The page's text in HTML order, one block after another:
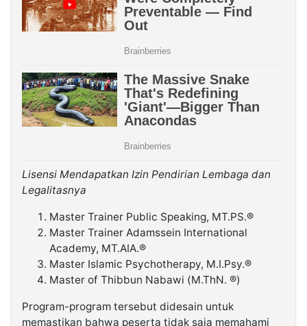
Lisensi Mendapatkan Izin Pendirian Lembaga dan
Legalitasnya
Master Trainer Public Speaking, MT.PS.®
Master Trainer Adamssein International
Academy, MT.AIA.®
Master Islamic Psychotherapy, M.I.Psy.®
Master of Thibbun Nabawi (M.ThN. ®)
Program-program tersebut didesain untuk
memastikan bahwa peserta tidak saja memahami